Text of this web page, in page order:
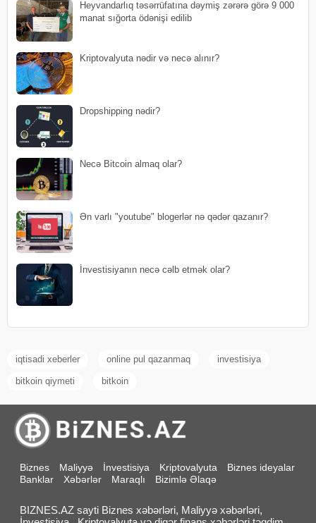
Heyvandarlıq təsərrüfatına dəymiş zərərə görə 9 000
manat sığorta ödənişi edilib
Kriptovalyuta nədir və necə alınır?
Dropshipping nədir?
Necə Bitcoin almaq olar?
Ən varlı "youtube" blogerlər nə qədər qazanır?
İnvestisiyanın necə cəlb etmək olar?
iqtisadi xeberler online pul qazanmaq investisiya
bitkoin qiymeti bitkoin
Biznes Maliyyə İnvestisiya Kriptovalyuta
Biznes ideyalar
Banklar
Xəbərlər Maraqlı Bizimlə Əlaqə
BIZNES.AZ sayti Biznes xəbərləri, Maliyyə xəbərləri,